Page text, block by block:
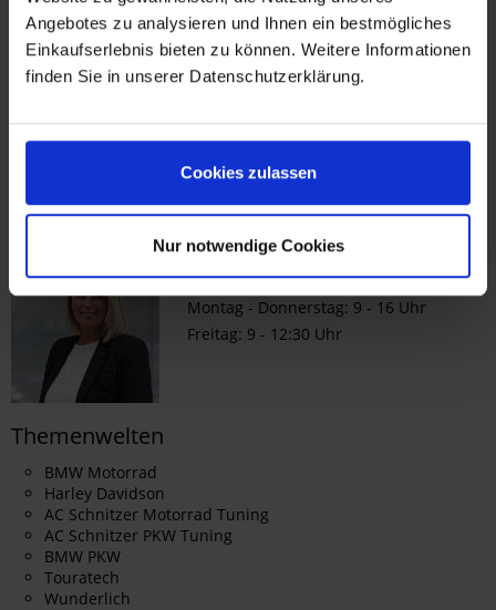
Angebotes zu analysieren und Ihnen ein bestmögliches
Einkaufserlebnis bieten zu können. Weitere Informationen
finden Sie in unserer Datenschutzerklärung.
Cookies zulassen
Nur notwendige Cookies
Newsletter-Gutschein nur für neue Newsletter-Abonnenten.
E-Mail:shop@kohl.de
Montag - Donnerstag: 9 - 16 Uhr
Freitag: 9 - 12:30 Uhr
Themenwelten
BMW Motorrad
Harley Davidson
AC Schnitzer Motorrad Tuning
AC Schnitzer PKW Tuning
BMW PKW
Touratech
Wunderlich